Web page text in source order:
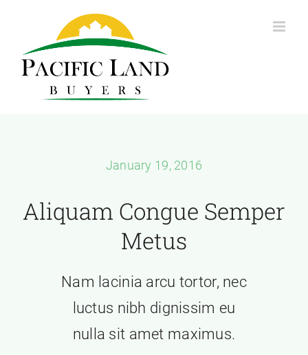
content
January 19, 2016
Aliquam Congue Semper
Metus
Nam lacinia arcu tortor, nec
luctus nibh dignissim eu
nulla sit amet maximus.